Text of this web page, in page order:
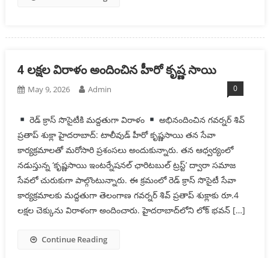
4 లక్షల విరాళం అందించిన హీరో కృష్ణ సాయి
May 9, 2026 Admin 0
రెడ్ క్రాస్ సొసైటీకి మద్దతుగా విరాళం
అభినందించిన గవర్నర్ శివ్
ప్రతాప్ శుక్లా హైదరాబాద్: టాలీవుడ్ హీరో కృష్ణసాయి తన సేవా
కార్యక్రమాలతో మరోసారి ప్రశంసలు అందుకున్నారు. తన ఆధ్వర్యంలో
నడుస్తున్న ‘కృష్ణసాయి ఇంటర్నేషనల్ ఛారిటబుల్ ట్రస్ట్’ ద్వారా సమాజ
సేవలో చురుకుగా పాల్గొంటున్నారు. ఈ క్రమంలో రెడ్ క్రాస్ సొసైటీ సేవా
కార్యక్రమాలకు మద్దతుగా తెలంగాణ గవర్నర్ శివ్ ప్రతాప్ శుక్లాకు రూ.4
లక్షల చెక్కును విరాళంగా అందించారు. హైదరాబాద్‌లోని లోక్ భవన్ […]
Continue Reading